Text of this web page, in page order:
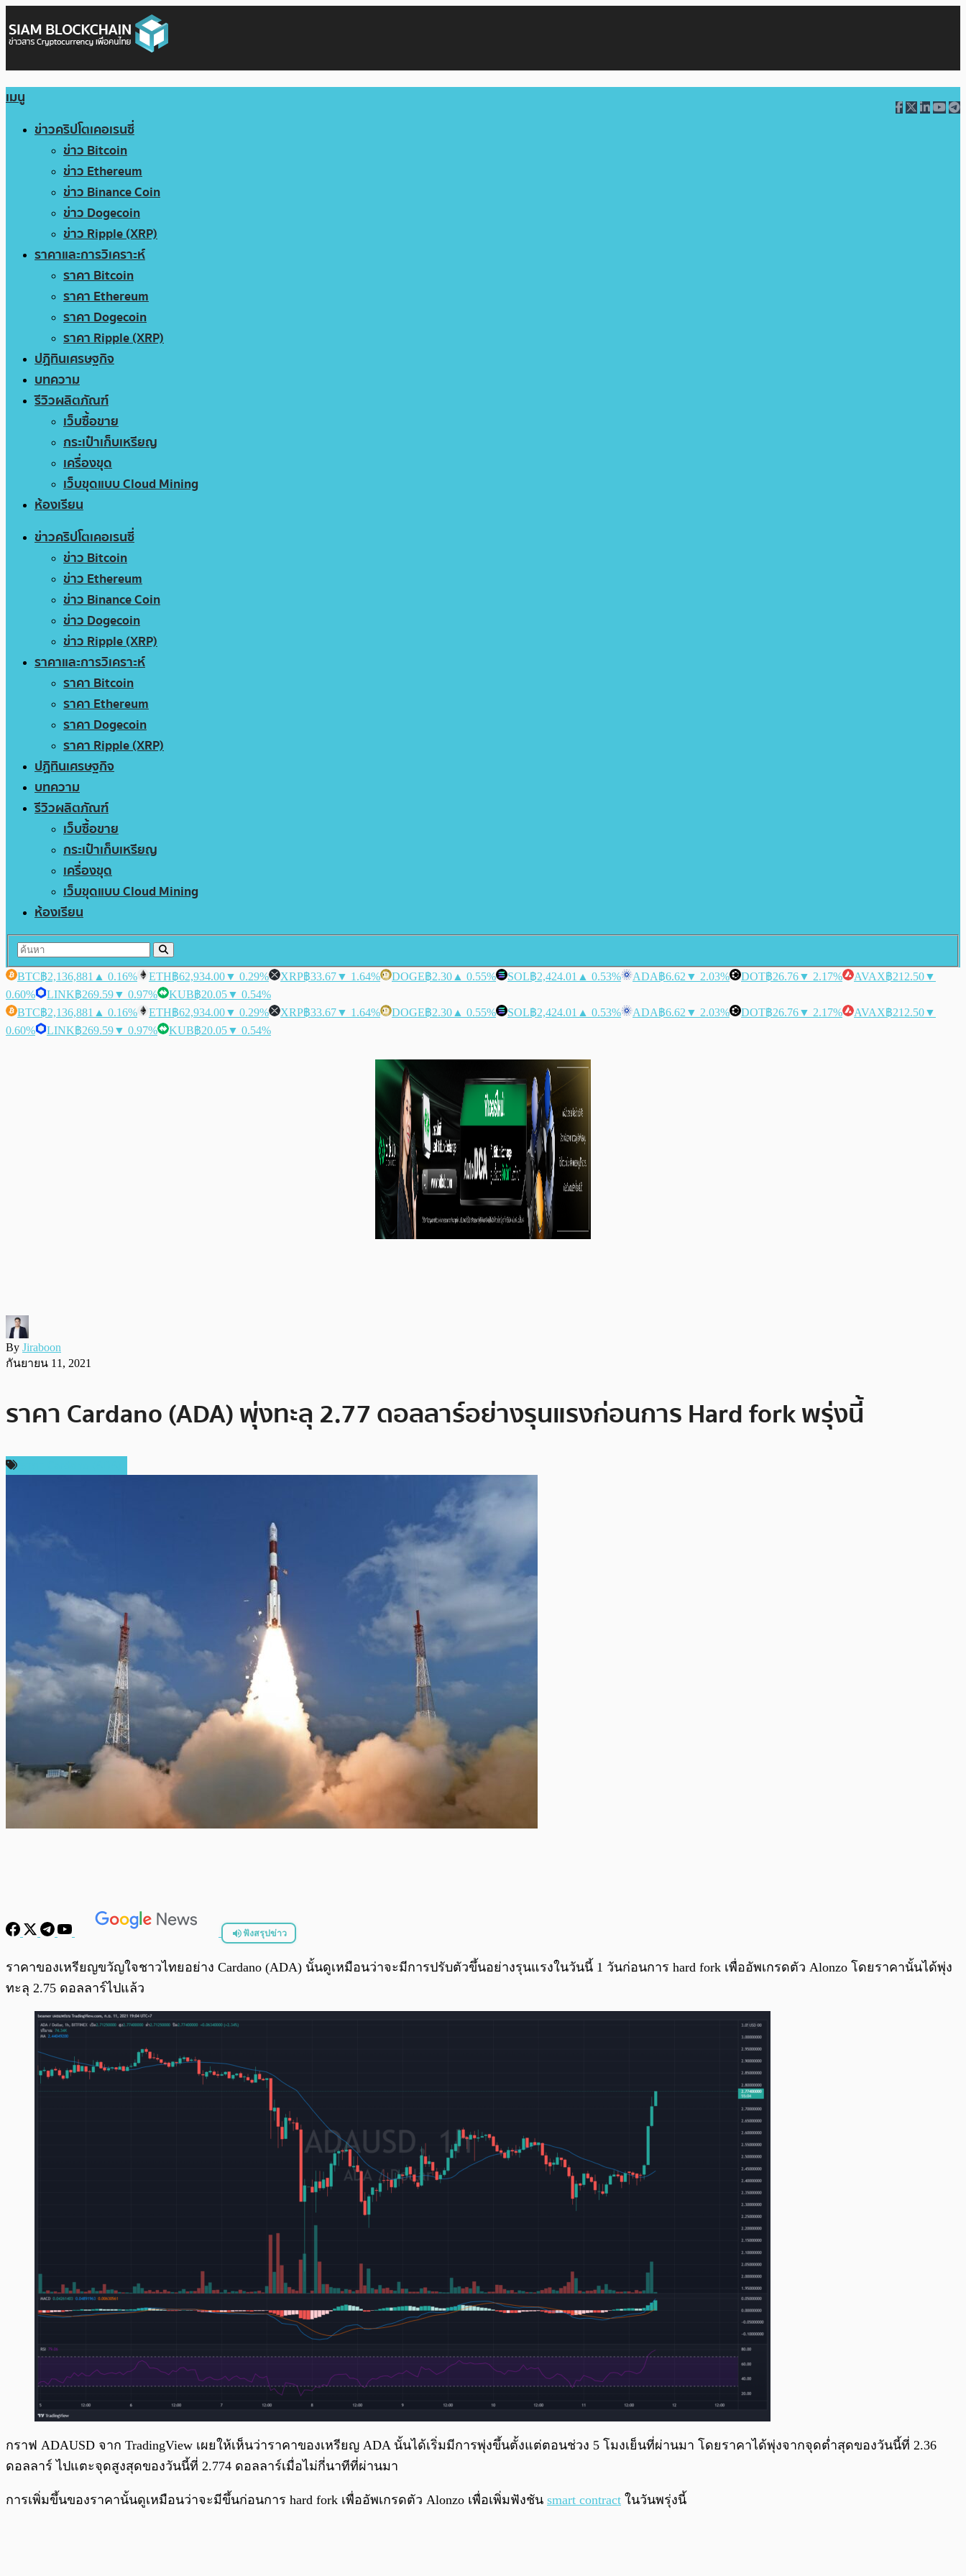
เมนู
ข่าวคริปโตเคอเรนซี่
ข่าว Bitcoin
ข่าว Ethereum
ข่าว Binance Coin
ข่าว Dogecoin
ข่าว Ripple (XRP)
ราคาและการวิเคราะห์
ราคา Bitcoin
ราคา Ethereum
ราคา Dogecoin
ราคา Ripple (XRP)
ปฏิทินเศรษฐกิจ
บทความ
รีวิวผลิตภัณฑ์
เว็บซื้อขาย
กระเป๋าเก็บเหรียญ
เครื่องขุด
เว็บขุดแบบ Cloud Mining
ห้องเรียน
ข่าวคริปโตเคอเรนซี่
ข่าว Bitcoin
ข่าว Ethereum
ข่าว Binance Coin
ข่าว Dogecoin
ข่าว Ripple (XRP)
ราคาและการวิเคราะห์
ราคา Bitcoin
ราคา Ethereum
ราคา Dogecoin
ราคา Ripple (XRP)
ปฏิทินเศรษฐกิจ
บทความ
รีวิวผลิตภัณฑ์
เว็บซื้อขาย
กระเป๋าเก็บเหรียญ
เครื่องขุด
เว็บขุดแบบ Cloud Mining
ห้องเรียน
BTC฿2,136,881 ▲ 0.16% ETH฿62,934.00▼ 0.29% XRP฿33.67▼ 1.64% DOGE฿2.30 ▲ 0.55% SOL฿2,424.01 ▲ 0.53% ADA฿6.62 ▼ 2.03% DOT฿26.76▼ 2.17% AVAX฿212.50▼
0.60%
LINK฿269.59▼ 0.97% KUB฿20.05▼ 0.54%
BTC฿2,136,881 ▲ 0.16% ETH฿62,934.00▼ 0.29% XRP฿33.67▼ 1.64% DOGE฿2.30 ▲ 0.55% SOL฿2,424.01 ▲ 0.53% ADA฿6.62 ▼ 2.03% DOT฿26.76▼ 2.17% AVAX฿212.50▼
0.60%
LINK฿269.59▼ 0.97% KUB฿20.05▼ 0.54%
By Jiraboon
กันยายน 11, 2021
ราคา Cardano (ADA) พุ่งทะลุ 2.77 ดอลลาร์อย่างรุนแรงก่อนการ Hard fork พรุ่งนี้
ฟังสรุปข่าว
พร้อมเล่น 0:00
ราคาของเหรียญขวัญใจชาวไทยอย่าง Cardano (ADA) นั้นดูเหมือนว่าจะมีการปรับตัวขึ้นอย่างรุนแรงในวันนี้ 1 วันก่อนการ hard fork เพื่ออัพเกรดตัว Alonzo โดยราคานั้นได้พุ่ง
ทะลุ 2.75 ดอลลาร์ไปแล้ว
กราฟ ADAUSD จาก TradingView เผยให้เห็นว่าราคาของเหรียญ ADA นั้นได้เริ่มมีการพุ่งขึ้นตั้งแต่ตอนช่วง 5 โมงเย็นที่ผ่านมา โดยราคาได้พุ่งจากจุดต่ำสุดของวันนี้ที่ 2.36
ดอลลาร์ ไปแตะจุดสูงสุดของวันนี้ที่ 2.774 ดอลลาร์เมื่อไม่กี่นาทีที่ผ่านมา
การเพิ่มขึ้นของราคานั้นดูเหมือนว่าจะมีขึ้นก่อนการ hard fork เพื่ออัพเกรดตัว Alonzo เพื่อเพิ่มฟังชัน smart contract ในวันพรุ่งนี้